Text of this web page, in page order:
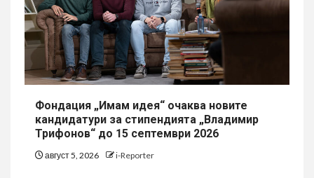
Фондация „Имам идея“ очаква новите
кандидатури за стипендията „Владимир
Трифонов“ до 15 септември 2026
август 5, 2026 i-Reporter